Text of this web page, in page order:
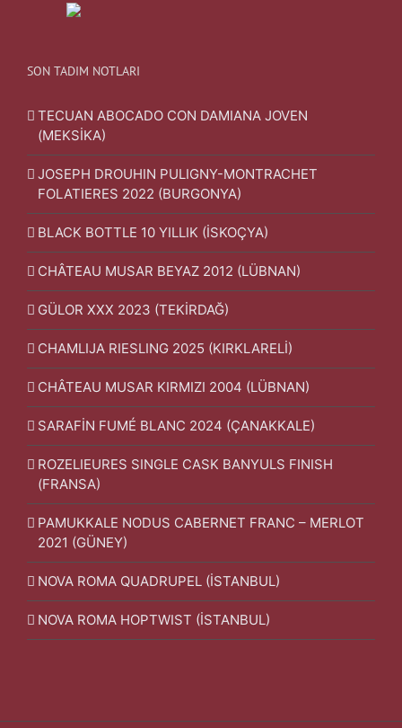
SON TADIM NOTLARI
TECUAN ABOCADO CON DAMIANA JOVEN
(MEKSİKA)
JOSEPH DROUHIN PULIGNY-MONTRACHET
FOLATIERES 2022 (BURGONYA)
BLACK BOTTLE 10 YILLIK (İSKOÇYA)
CHÂTEAU MUSAR BEYAZ 2012 (LÜBNAN)
GÜLOR XXX 2023 (TEKİRDAĞ)
CHAMLIJA RIESLING 2025 (KIRKLARELİ)
CHÂTEAU MUSAR KIRMIZI 2004 (LÜBNAN)
SARAFİN FUMÉ BLANC 2024 (ÇANAKKALE)
ROZELIEURES SINGLE CASK BANYULS FINISH
(FRANSA)
PAMUKKALE NODUS CABERNET FRANC – MERLOT
2021 (GÜNEY)
NOVA ROMA QUADRUPEL (İSTANBUL)
NOVA ROMA HOPTWIST (İSTANBUL)